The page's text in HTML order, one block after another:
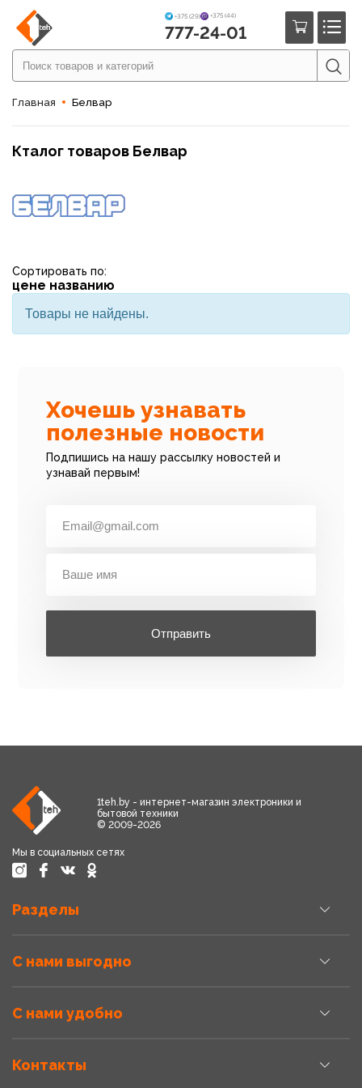
+375 (29) +375 (44)
777-24-01
Главная Белвар
Кталог товаров Белвар
Сортировать по:
цене названию
Товары не найдены.
Хочешь узнавать
полезные новости
Подпишись на нашу рассылку новостей и
узнавай первым!
Отправить
1teh.by - интернет-магазин электроники и
бытовой техники
© 2009-2026
Мы в социальных сетях
Разделы
С нами выгодно
С нами удобно
Контакты